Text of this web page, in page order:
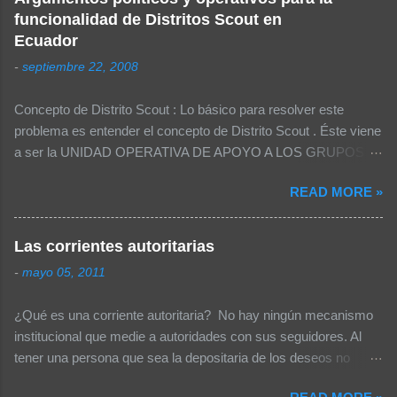
campamentos: MOCHILA Sleeping o 2-3
impermeable Gorra o sombrero Dentro de la
Extra con todos sus implementos 1 muda de
ropa por cada día de campamento, la misma
que incluya: Calcetines / Ropa interior Pijama o
Pañuelo Traje de baño Utensilios Cuchillo
Cuchara Tenedor Plato Taza Tazón Equipo de
higiene personal Jabón en jabonera Toallita
Sanitario, en bolsa de plástico Costurero Agujas
Hilo Botones Seguros Agujetas Extras Rel...
funcionalidad de Distritos Scout en
Ecuador
- septiembre 22, 2008
Concepto de Distrito Scout : Lo básico para resolver este
problema es entender el concepto de Distrito Scout . Éste viene
a ser la UNIDAD OPERATIVA DE APOYO A LOS GRUPOS
realización de eventos distritales deben darse para solventar
las necesidades que tiene un Grupo Scout . El distrito debe
proveer de temas operativos ya que se encuentra más cerca al
error, puesto que el tener dos niveles intermedios (Distritos y
cargos lo cual no tiene sentido en una Asociación tan pequeña
como la nuestra. Por ello se recomienda el tener únicamente 3
niveles (Nacional -> Distrito -> Grupo). En una Asamblea no se
READ MORE »
Las corrientes autoritarias
- mayo 05, 2011
¿Qué es una corriente autoritaria? No hay ningún mecanismo
institucional que medie a autoridades con sus seguidores. Al
tener una persona que sea la depositaria de los deseos no